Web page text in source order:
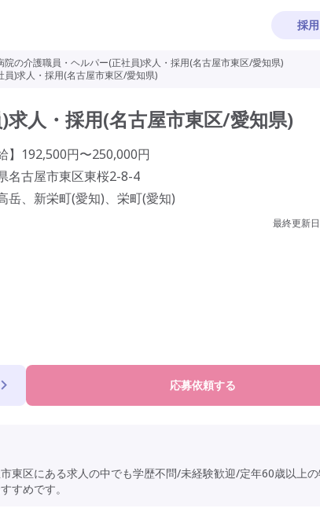
採
院の介護職員・ヘルパー(正社員)求人・採用(名古屋市東区/愛知県)
)求人・採用(名古屋市東区/愛知県)
人・採用(名古屋市東区/愛知県)
】192,500円〜250,000円
名古屋市東区東桜2-8-4
岳、新栄町(愛知)、栄町(愛知)
最終更新
応募依頼する
東区にある求人の中でも学歴不問/未経験歓迎/定年60歳以上
すめです。